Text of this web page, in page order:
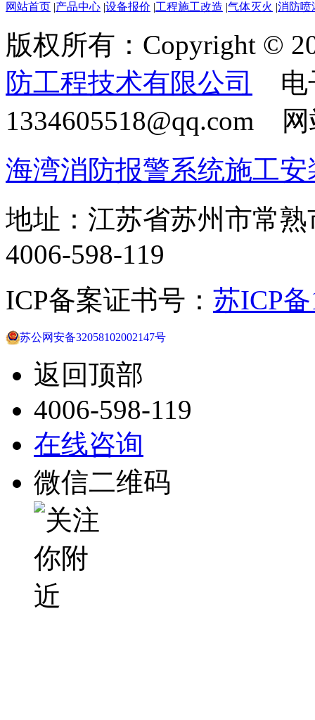
网站首页 |产品中心 |设备报价 |工程施工改造 |气体灭火 |消防喷
版权所有：Copyright ©
防工程技术有限公司
电
1334605518@qq.com
海湾消防报警系统施工
地址：江苏省苏州市常
4006-598-119
ICP备案证书号： 苏ICP
苏公网安备32058102002147号
返回顶部
4006-598-119
在线咨询
微信二维码